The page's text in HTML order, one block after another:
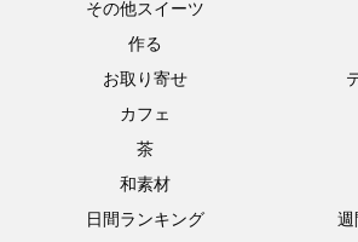
その他スイーツ
作る
お取り寄せ
カフェ
茶
和素材
日間ランキング
週